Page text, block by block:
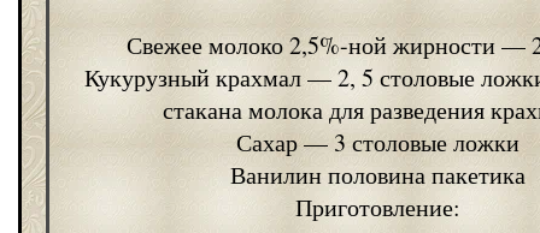
Свежее молоко 2,5%-ной жирности —
Кукурузный крахмал — 2, 5 столовые
стакана молока для разведения
Сахар — 3 столовые ложки
Ванилин половина пакетика
Приготовление: